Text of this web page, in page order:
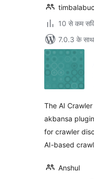
10 से कम
7.0.3 के साथ
The AI
akbansa
for crawler
AI-based
Anshul